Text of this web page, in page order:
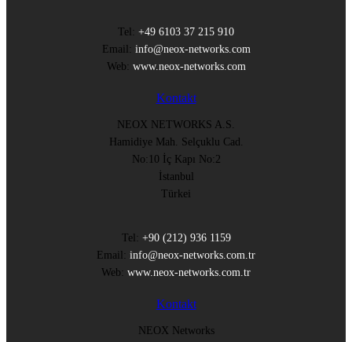
Tel: +49 6103 37 215 910
Email: info@neox-networks.com
Web: www.neox-networks.com
Kontakt
NEOX NETWORKS A.S.
Hamidiye Mah. Selçuklu Cad.
No:10 İç Kapı No:2
İstanbul
Türkei
Tel: +90 (212) 936 1159
Email: info@neox-networks.com.tr
Web: www.neox-networks.com.tr
Kontakt
NEOX Networks